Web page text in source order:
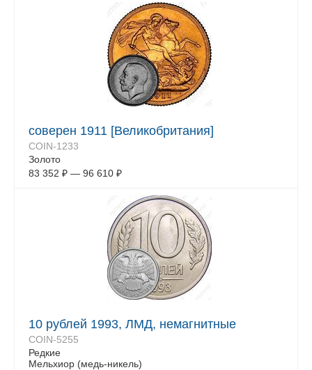
соверен 1911 [Великобритания]
COIN-1233
Золото
83 352 ₽ — 96 610 ₽
10 рублей 1993, ЛМД, немагнитные
COIN-5255
Редкие
Мельхиор (медь-никель)